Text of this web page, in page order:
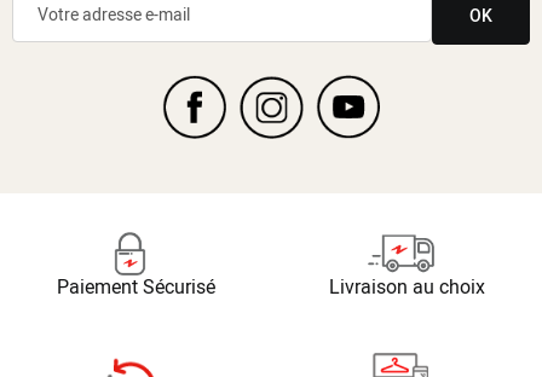
OK
Paiement Sécurisé Livraison au choix